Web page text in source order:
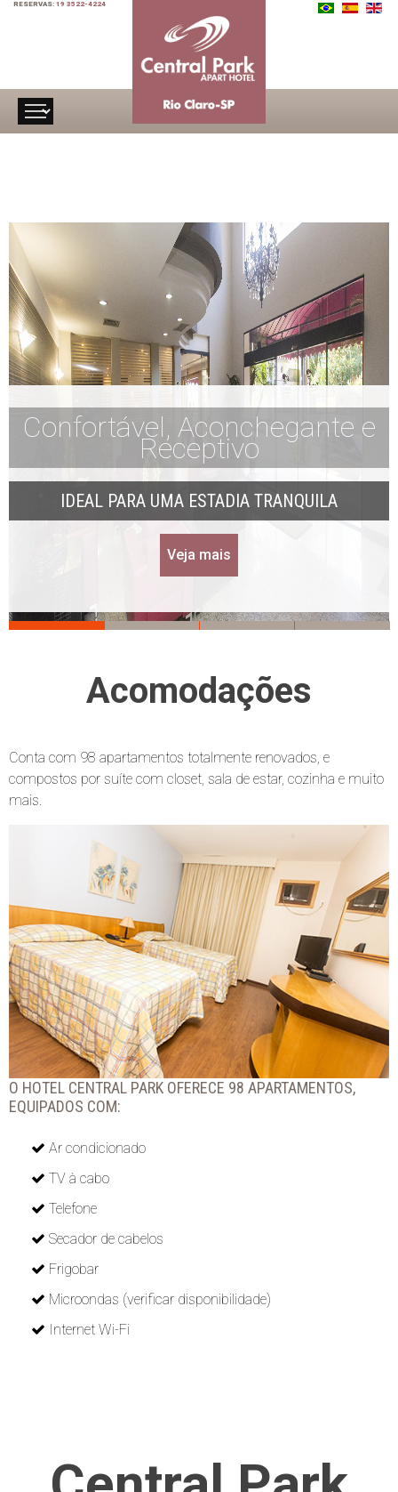
RESERVAS: 19 3522-4224
Confortável, Aconchegante e
Receptivo
IDEAL PARA UMA ESTADIA TRANQUILA
Veja mais
Acomodações
Conta com 98 apartamentos totalmente renovados, e
compostos por suíte com closet, sala de estar, cozinha e muito
mais.
O HOTEL CENTRAL PARK OFERECE 98 APARTAMENTOS,
EQUIPADOS COM:
Ar condicionado
TV à cabo
Telefone
Secador de cabelos
Frigobar
Microondas (verificar disponibilidade)
Internet Wi-Fi